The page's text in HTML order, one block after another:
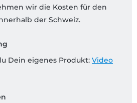
wir die Kosten für den
der Schweiz.
Dein eigenes Produkt: Video